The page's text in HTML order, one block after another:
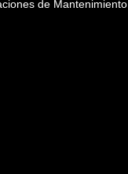
de Mantenimiento